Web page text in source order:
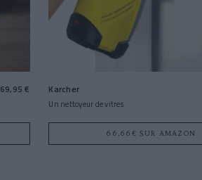
69,95 € Karcher
Un nettoyeur de vitres
66,66€ SUR AMAZON